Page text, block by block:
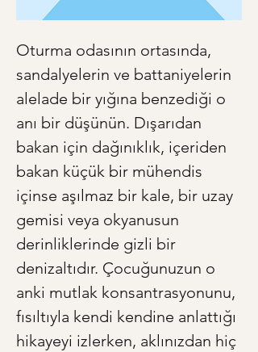
Oturma odasının ortasında,
sandalyelerin ve battaniyelerin
alelade bir yığına benzediği o
anı bir düşünün. Dışarıdan
bakan için dağınıklık, içeriden
bakan küçük bir mühendis
içinse aşılmaz bir kale, bir uzay
gemisi veya okyanusun
derinliklerinde gizli bir
denizaltıdır. Çocuğunuzun o
anki mutlak konsantrasyonunu,
fısıltıyla kendi kendine anlattığı
hikayeyi izlerken, aklınızdan hiç